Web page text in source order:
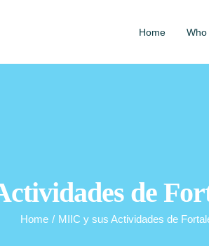
Home
de
Home / MIIC y sus Actividades de